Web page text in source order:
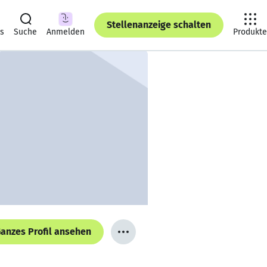
Suche Anmelden
Stellenanzeige schalten
Produkte
Profil ansehen